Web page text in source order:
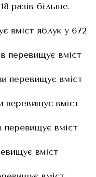
разів більше.
вміст яблук у 672
перевищує вміст
перевищує вміст
перевищує вміст
перевищує вміст
вміст